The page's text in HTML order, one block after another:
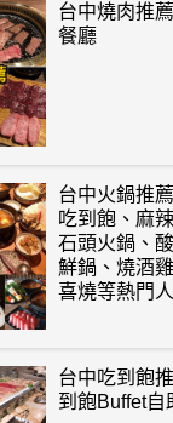
台中燒肉推
餐廳
台中火鍋推
吃到飽、麻
石頭火鍋、
鮮鍋、燒酒
喜燒等熱門
台中吃到飽
到飽Buffet自